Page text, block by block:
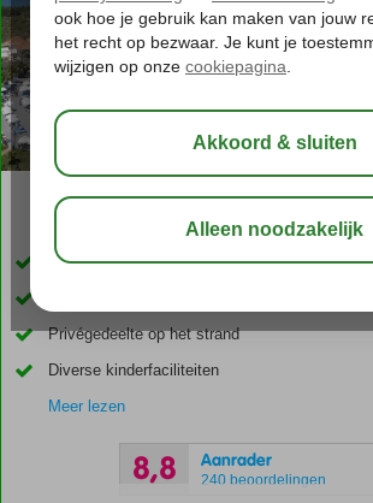
aug 33°C
4 zwembaden, inclusief een golfslagbad
Privégedeelte op het strand
Diverse kinderfaciliteiten
Meer lezen
8,8 Aanrader
240 beoordelingen